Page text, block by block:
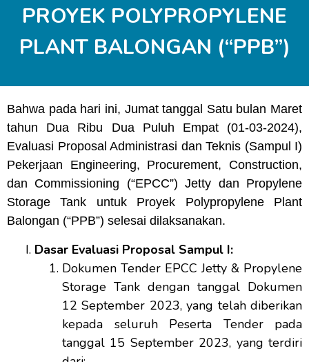
PROYEK POLYPROPYLENE
PLANT BALONGAN (“PPB”)
Bahwa pada hari ini, Jumat tanggal Satu bulan Maret
tahun Dua Ribu Dua Puluh Empat (01-03-2024),
Evaluasi Proposal Administrasi dan Teknis (Sampul I)
Pekerjaan Engineering, Procurement, Construction,
dan Commissioning (“EPCC”) Jetty dan Propylene
Storage Tank untuk Proyek Polypropylene Plant
Balongan (“PPB”) selesai dilaksanakan.
Dasar Evaluasi Proposal Sampul I:
Dokumen Tender EPCC Jetty & Propylene
Storage Tank dengan tanggal Dokumen
12 September 2023, yang telah diberikan
kepada seluruh Peserta Tender pada
tanggal 15 September 2023, yang terdiri